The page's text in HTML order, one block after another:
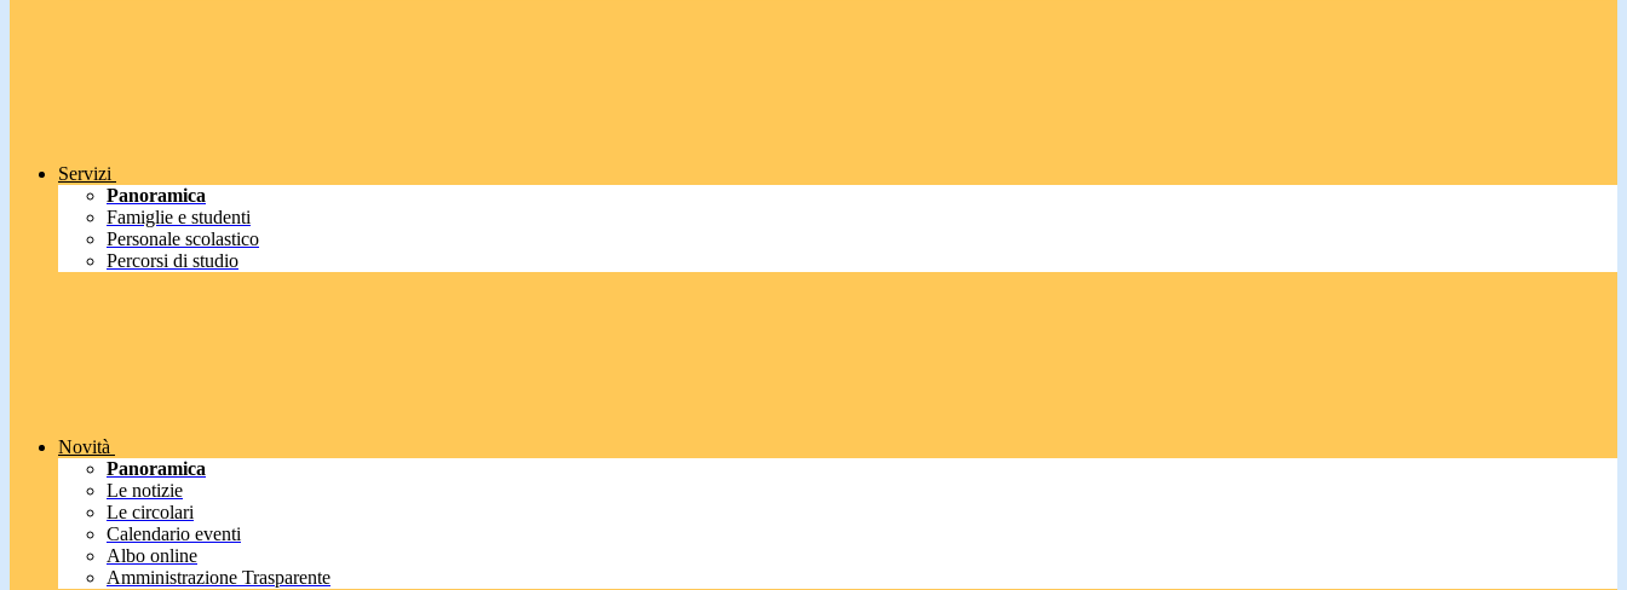
Servizi
Panoramica
Famiglie e studenti
Personale scolastico
Percorsi di studio
Novità
Panoramica
Le notizie
Le circolari
Calendario eventi
Albo online
Amministrazione Trasparente